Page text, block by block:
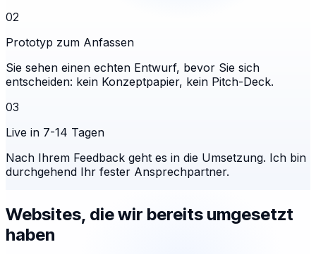
02
Prototyp zum Anfassen
Sie sehen einen echten Entwurf, bevor Sie sich
entscheiden: kein Konzeptpapier, kein Pitch-Deck.
03
Live in 7-14 Tagen
Nach Ihrem Feedback geht es in die Umsetzung. Ich bin
durchgehend Ihr fester Ansprechpartner.
Websites, die wir bereits umgesetzt
haben